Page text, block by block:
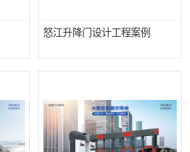
怒江升降门设计工程案例